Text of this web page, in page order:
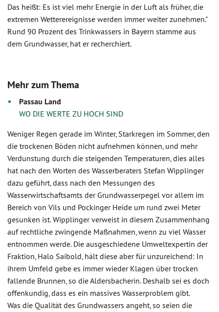
Das heißt: Es ist viel mehr Energie in der Luft als früher, die
extremen Wetterereignisse werden immer weiter zunehmen."
Rund 90 Prozent des Trinkwassers in Bayern stamme aus
dem Grundwasser, hat er recherchiert.
Mehr zum Thema
Passau Land
WO DIE WERTE ZU HOCH SIND
Weniger Regen gerade im Winter, Starkregen im Sommer, den
die trockenen Böden nicht aufnehmen können, und mehr
Verdunstung durch die steigenden Temperaturen, dies alles
hat nach den Worten des Wasserberaters Stefan Wipplinger
dazu geführt, dass nach den Messungen des
Wasserwirtschaftsamts der Grundwasserpegel vor allem im
Bereich von Vils und Pockinger Heide um rund zwei Meter
gesunken ist. Wipplinger verweist in diesem Zusammenhang
auf rechtliche zwingende Maßnahmen, wenn zu viel Wasser
entnommen werde. Die ausgeschiedene Umweltexpertin der
Fraktion, Halo Saibold, hält diese aber für unzureichend: In
ihrem Umfeld gebe es immer wieder Klagen über trocken
fallende Brunnen, so die Aldersbacherin. Deshalb sei es doch
offenkundig, dass es ein massives Wasserproblem gibt.
Was die Qualität des Grundwassers angeht, so seien die